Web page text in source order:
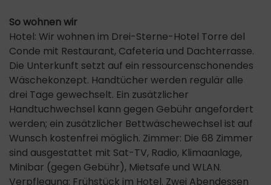
So wohnen wir
Hotel: Wir wohnen im Drei-Sterne-Hotel Torre del
Conde mit Restaurant, Cafeteria und Dachterrasse.
Die Unterkunft setzt auf ein ressourcenschonendes
Wäschekonzept. Handtücher werden regulär alle
drei Tage gewechselt. Ein zusätzlicher
Handtuchwechsel kann gegen Gebühr angefordert
werden; ein zusätzlicher Bettwäschewechsel ist auf
Wunsch kostenfrei möglich. Zimmer: Die 68 Zimmer
sind ausgestattet mit Sat-TV, Radio, Klimaanlage,
Minibar (gegen Gebühr), Mietsafe und WLAN.
Verpflegung: Frühstück im Hotel. Zwei Abendessen